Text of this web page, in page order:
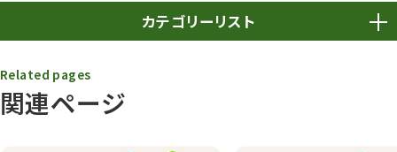
カテゴリーリスト
動物園
関連ページ
Related pages